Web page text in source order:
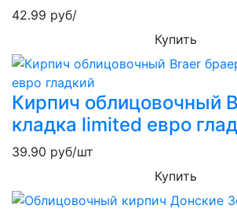
42.99 руб/
Купить
Кирпич облицовочный
кладка limited евро
39.90 руб/шт
Купить